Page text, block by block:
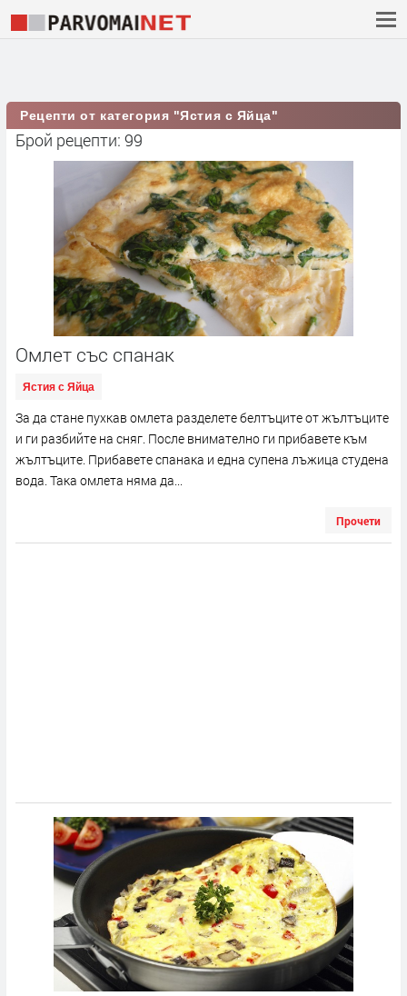
Рецепти от категория "Ястия с Яйца"
Брой рецепти: 99
Омлет със спанак
Ястия с Яйца
За да стане пухкав омлета разделете белтъците от жълтъците
и ги разбийте на сняг. После внимателно ги прибавете към
жълтъците. Прибавете спанака и една супена лъжица студена
вода. Така омлета няма да...
Прочети